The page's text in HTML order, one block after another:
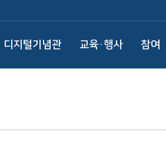
디지털기념관 교육·행사 참여